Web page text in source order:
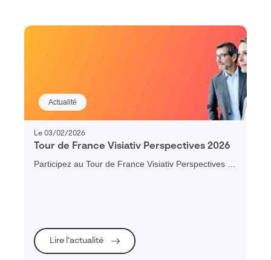
Actualité
Le 03/02/2026
Tour de France Visiativ Perspectives 2026
Participez au Tour de France Visiativ Perspectives et
Lire l’actualité